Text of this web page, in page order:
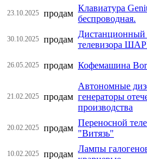
23.10.2025 продам
Клавиатура
беспроводная.
30.10.2025 продам
Дистанционный
телевизора
26.05.2025 продам Кофемашина
21.02.2025 продам
Автономные
генераторы
производства
20.02.2025 продам
Переносной
"Витязь"
10.02.2025 продам
Лампы